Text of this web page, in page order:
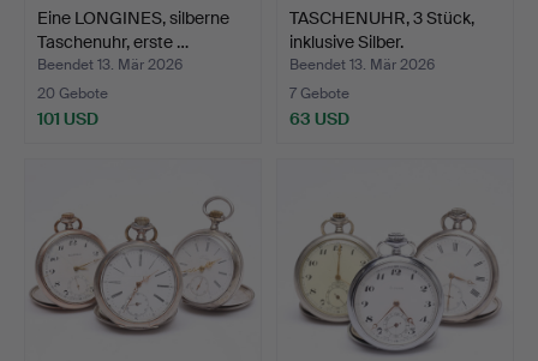
Eine LONGINES, silberne
Taschenuhr, erste …
Beendet 13. Mär 2026
20 Gebote
101 USD
TASCHENUHR, 3 Stück,
inklusive Silber.
Beendet 13. Mär 2026
7 Gebote
63 USD